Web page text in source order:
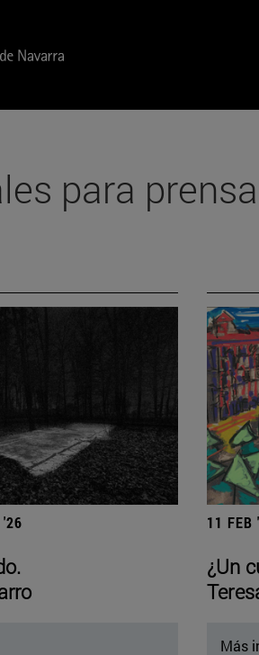
para prensa
11 FEB
¿Un
Más